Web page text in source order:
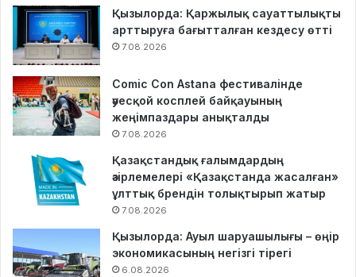
Қызылорда: Қаржылық сауаттылықты
арттыруға бағытталған кездесу өтті
7.08.2026
Comic Con Astana фестивалінде
әуесқой косплей байқауының
жеңімпаздары анықталды
7.08.2026
Қазақстандық ғалымдардың
әзірлемелері «Қазақстанда жасалған»
ұлттық брендін толықтырып жатыр
7.08.2026
Қызылорда: Ауыл шаруашылығы – өңір
экономикасының негізгі тірегі
6.08.2026